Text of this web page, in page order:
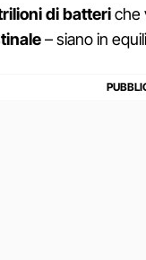
di batteriche
– siano in